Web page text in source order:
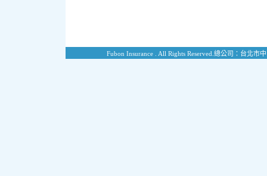
Fubon Insurance . All Rights Reserved. 總公司：台北市